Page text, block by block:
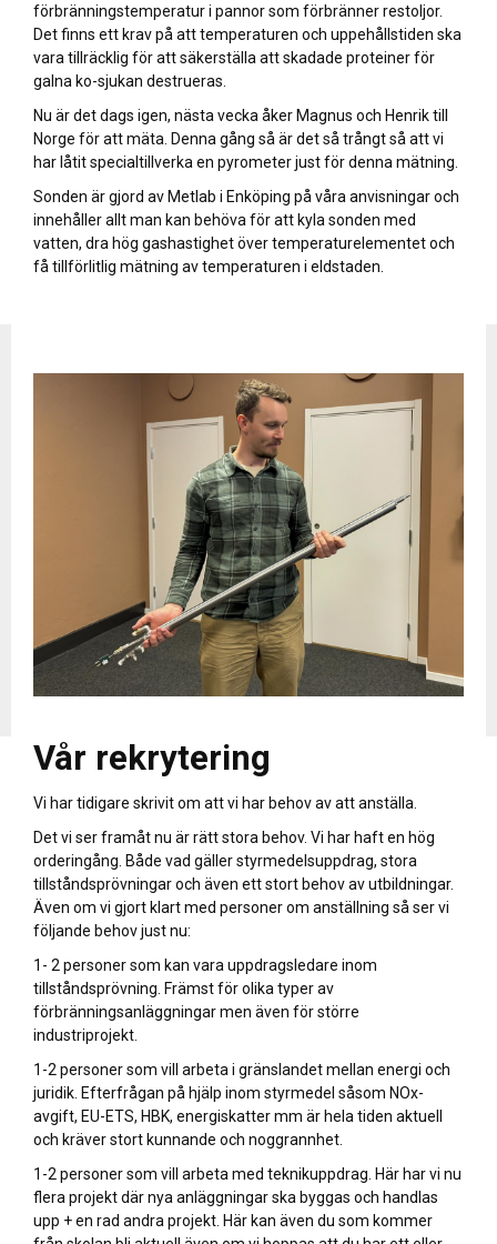
förbränningstemperatur i pannor som förbränner restoljor.
Det finns ett krav på att temperaturen och uppehållstiden ska
vara tillräcklig för att säkerställa att skadade proteiner för
galna ko-sjukan destrueras.
Nu är det dags igen, nästa vecka åker Magnus och Henrik till
Norge för att mäta. Denna gång så är det så trångt så att vi
har låtit specialtillverka en pyrometer just för denna mätning.
Sonden är gjord av Metlab i Enköping på våra anvisningar och
innehåller allt man kan behöva för att kyla sonden med
vatten, dra hög gashastighet över temperaturelementet och
få tillförlitlig mätning av temperaturen i eldstaden.
Vår rekrytering
Vi har tidigare skrivit om att vi har behov av att anställa.
Det vi ser framåt nu är rätt stora behov. Vi har haft en hög
orderingång. Både vad gäller styrmedelsuppdrag, stora
tillståndsprövningar och även ett stort behov av utbildningar.
Även om vi gjort klart med personer om anställning så ser vi
följande behov just nu:
1- 2 personer som kan vara uppdragsledare inom
tillståndsprövning. Främst för olika typer av
förbränningsanläggningar men även för större
industriprojekt.
1-2 personer som vill arbeta i gränslandet mellan energi och
juridik. Efterfrågan på hjälp inom styrmedel såsom NOx-
avgift, EU-ETS, HBK, energiskatter mm är hela tiden aktuell
och kräver stort kunnande och noggrannhet.
1-2 personer som vill arbeta med teknikuppdrag. Här har vi nu
flera projekt där nya anläggningar ska byggas och handlas
upp + en rad andra projekt. Här kan även du som kommer